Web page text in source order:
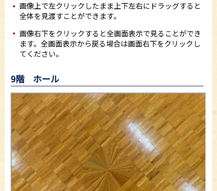
画像上で左クリックしたまま上下左右にドラッグすると
全体を見渡すことができます。
画像右下をクリックすると全画面表示で見ることができ
ます。全画面表示から戻る場合は画面右下をクリックし
てください。
9階 ホール